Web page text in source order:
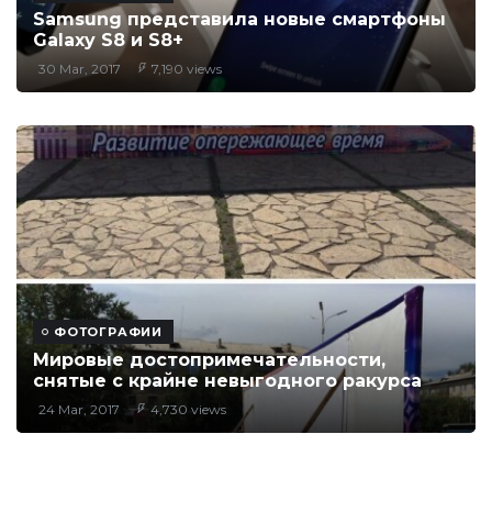
Samsung представила новые смартфоны
Galaxy S8 и S8+
30 Mar, 2017 7,190 views
ФОТОГРАФИИ
Мировые достопримечательности,
снятые с крайне невыгодного ракурса
24 Mar, 2017 4,730 views